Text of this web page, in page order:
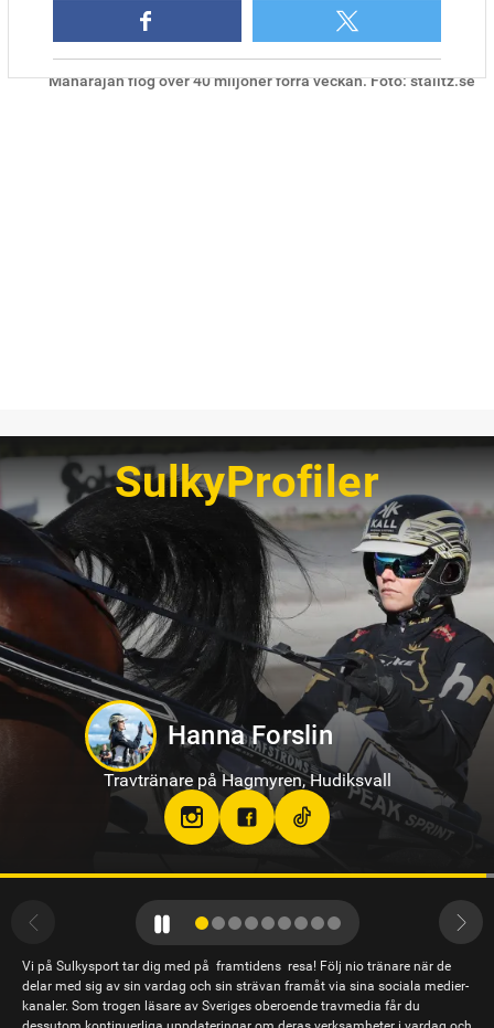
Maharajah flög över 40 miljoner förra veckan. Foto: stalltz.se
SulkyProfiler
Oskar Kylin Blom
Travtränare på Gävletravet
Vi på Sulkysport tar dig med på framtidens resa! Följ nio tränare när de
delar med sig av sin vardag och sin strävan framåt via sina sociala medier-
kanaler. Som trogen läsare av Sveriges oberoende travmedia får du